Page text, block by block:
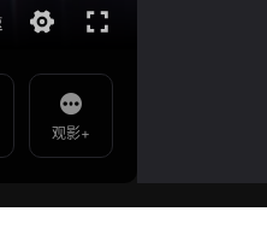
观影+
上播放